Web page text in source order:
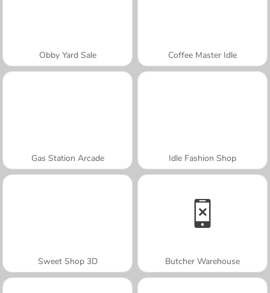
Obby Yard Sale Coffee Master Idle
Gas Station Arcade Idle Fashion Shop
Sweet Shop 3D Butcher Warehouse